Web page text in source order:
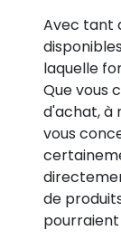
Avec tant
laquelle
Que vous
d'achat, à
vous
de
pourraient